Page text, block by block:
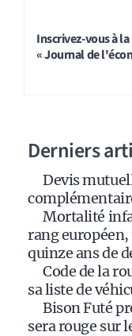
Inscrivez-vous à
« Journal de
Derniers
Devis
Mortalité
rang
quinze ans de
Code de la
sa liste de
Bison Futé
sera rouge sur